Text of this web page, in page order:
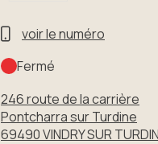
voir le numéro
Fermé
246 route de la carrière
Pontcharra sur Turdine
69490VINDRY SUR